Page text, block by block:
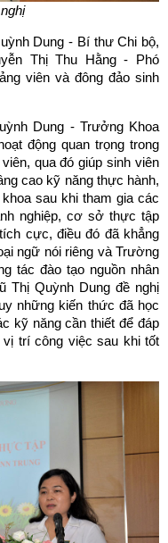
Dung - Bí thư Chi bộ,
Thị Thu Hằng - Phó
viên và đông đảo sinh
Dung - Trưởng Khoa
động quan trọng trong
qua đó giúp sinh viên
cao kỹ năng thực hành,
sau khi tham gia các
nghiệp, cơ sở thực tập
cực, điều đó đã khẳng
ngữ nói riêng và Trường
tác đào tạo nguồn nhân
Thị Quỳnh Dung đề nghị
những kiến thức đã học
kỹ năng cần thiết để đáp
trí công việc sau khi tốt